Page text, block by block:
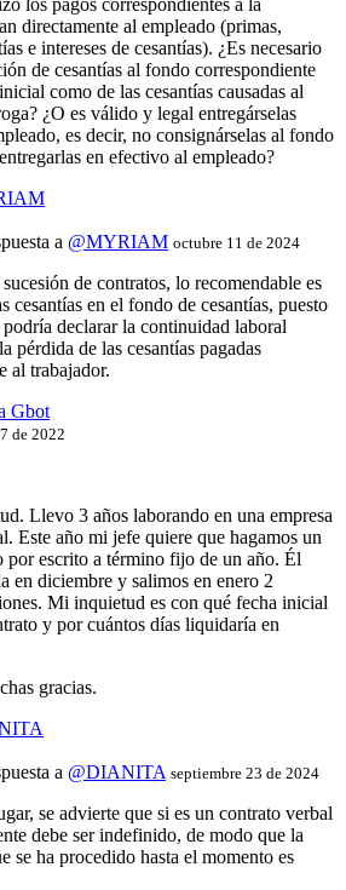
los pagos correspondientes a la
directamente al empleado (primas,
e intereses de cesantías). ¿Es necesario
de cesantías al fondo correspondiente
como de las cesantías causadas al
¿O es válido y legal entregárselas
es decir, no consignárselas al fondo
en efectivo al empleado?
a @MYRIAM octubre 11 de 2024
de contratos, lo recomendable es
cesantías en el fondo de cesantías, puesto
declarar la continuidad laboral
pérdida de las cesantías pagadas
al trabajador.
Gbot
de 2022
Llevo 3 años laborando en una empresa
Este año mi jefe quiere que hagamos un
por escrito a término fijo de un año. Él
en diciembre y salimos en enero 2
Mi inquietud es con qué fecha inicial
y por cuántos días liquidaría en
gracias.
a @DIANITA septiembre 23 de 2024
se advierte que si es un contrato verbal
debe ser indefinido, de modo que la
se ha procedido hasta el momento es